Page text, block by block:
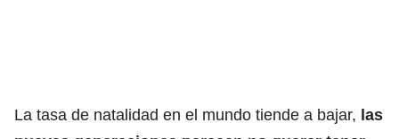
La tasa de natalidad en el mundo tiende a bajar, las